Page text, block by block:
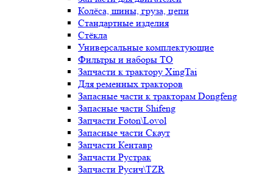
Колёса, шины, груза, цепи
Стандартные изделия
Стёкла
Универсальные комплектующие
Фильтры и наборы ТО
Запчасти к трактору XingTai
Для ременных тракторов
Запасные части к тракторам Dongfeng
Запасные части Shifeng
Запчасти Foton\Lovol
Запасные части Скаут
Запчасти Кентавр
Запчасти Рустрак
Запчасти Русич\TZR